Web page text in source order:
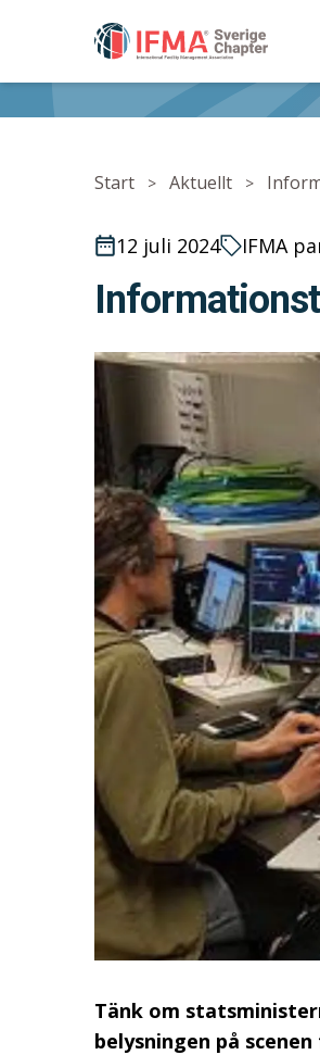
Start > Aktuellt >
12 juli 2024 IFMA
Tänk om
belysningen på